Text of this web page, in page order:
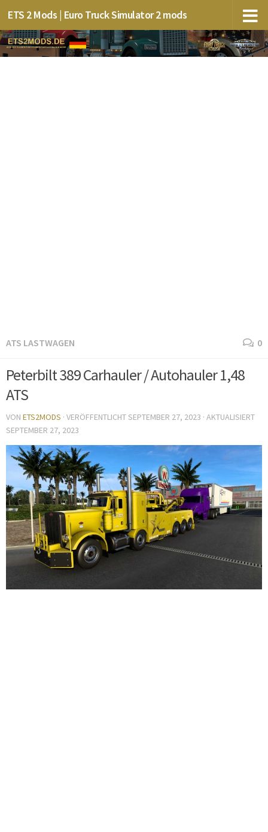
ETS 2 Mods | Euro Truck Simulator 2 mods
ATS LASTWAGEN 0
Peterbilt 389 Carhauler / Autohauler 1,48
ATS
VON ETS2MODS · VERÖFFENTLICHTSEPTEMBER 27, 2023 · AKTUALISIERT
SEPTEMBER 27, 2023